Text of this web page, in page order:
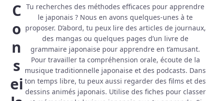
C
o
n
s
ei
Tu recherches des méthodes efficaces pour apprendre
le japonais ? Nous en avons quelques-unes à te
proposer. D’abord, tu peux lire des articles de journaux,
des mangas ou quelques pages d’un livre de
grammaire japonaise pour apprendre en t’amusant.
Pour travailler ta compréhension orale, écoute de la
musique traditionnelle japonaise et des podcasts. Dans
ton temps libre, tu peux aussi regarder des films et des
dessins animés japonais. Utilise des fiches pour classer